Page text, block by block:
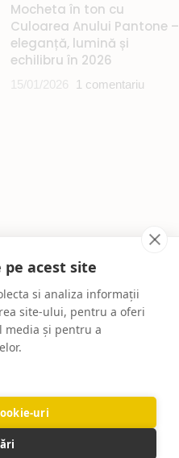
Mocheta în ton cu
Culoarea Anului Pantone –
eleganță, lumină și
echilibru în 2026
15/01/2026 1 comentariu
ProConfortCarpet.ro
pe acest site
si analiza informații
site-ului, pentru a oferi
media și pentru a
uri